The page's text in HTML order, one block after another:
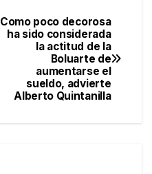
Como poco decorosa
ha sido considerada
la actitud de la
Boluarte de
aumentarse el
sueldo, advierte
Alberto Quintanilla